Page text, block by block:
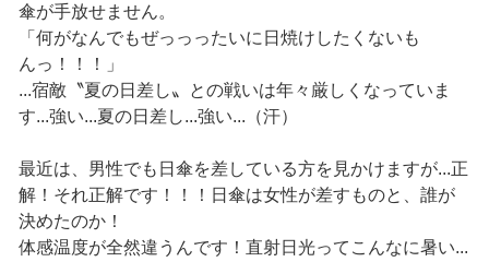
傘が手放せません。
「何がなんでもぜっっったいに日焼けしたくないも
んっ！！！」
...宿敵〝夏の日差し〟との戦いは年々厳しくなっていま
す...強い...夏の日差し...強い...（汗）
最近は、男性でも日傘を差している方を見かけますが...正
解！それ正解です！！！日傘は女性が差すものと、誰が
決めたのか！
体感温度が全然違うんです！直射日光ってこんなに暑い...